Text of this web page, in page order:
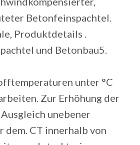
Betonfeinspachtel.
Produktdetails .
und Betonbau5.
unter °C
Zur Erhöhung der
unebener
dem. CT innerhalb von